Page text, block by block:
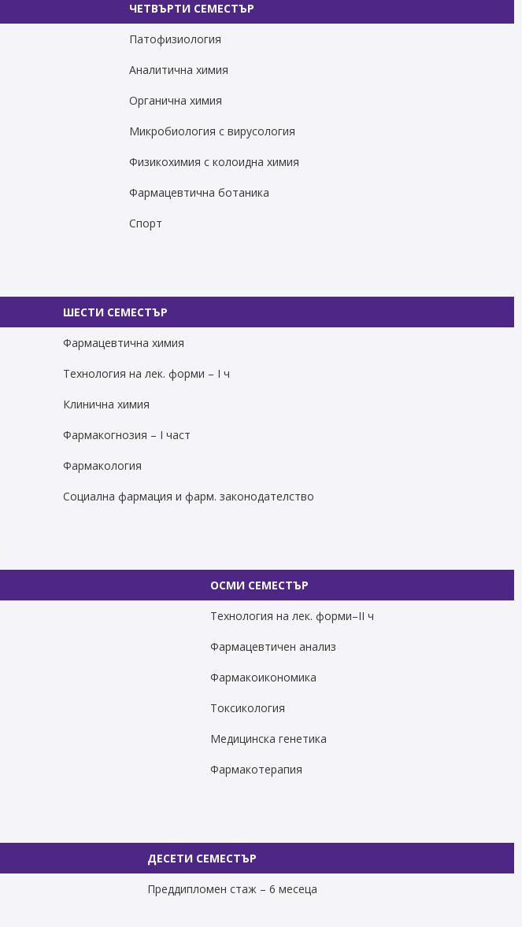
ЧЕТВЪРТИ СЕМЕСТЪР
Патофизиология
Аналитична химия
Органична химия
Микробиология с вирусология
Физикохимия с колоидна химия
Фармацевтична ботаника
Спорт
ШЕСТИ СЕМЕСТЪР
Фармацевтична химия
Технология на лек. форми – І ч
Клинична химия
Фармакогнозия – І част
Фармакология
Социална фармация и фарм. законодателство
ОСМИ СЕМЕСТЪР
Технология на лек. форми–ІI ч
Фармацевтичен анализ
Фармакоикономика
Токсикология
Медицинска генетика
Фармакотерапия
ДЕСЕТИ СЕМЕСТЪР
Преддипломен стаж – 6 месеца